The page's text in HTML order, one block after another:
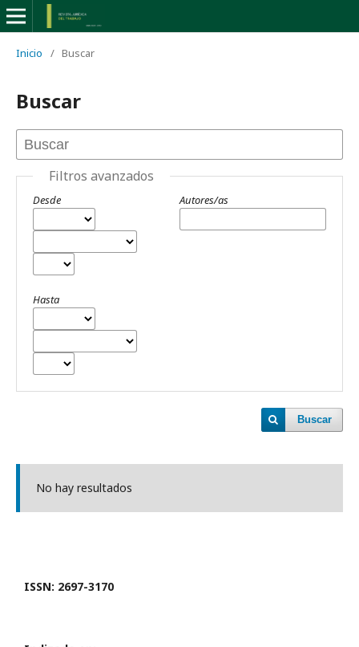
Inicio / Buscar
Buscar
Filtros avanzados
Desde
Hasta
Autores/as
Buscar
No hay resultados
ISSN: 2697-3170